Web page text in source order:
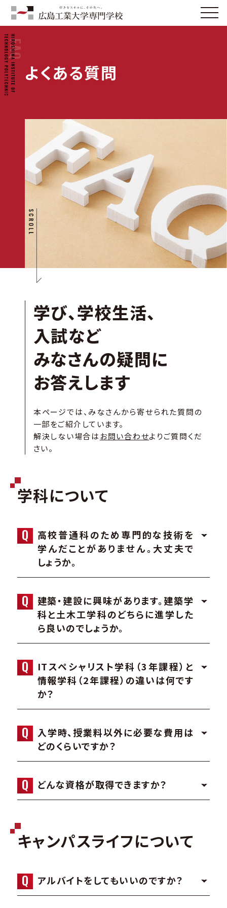
よくある質問
FAQ
学び、学校生活、
入試など
みなさんの疑問に
お答えします
本ページでは、みなさんから寄せられた質問の
一部をご紹介しています。
解決しない場合は お問い合わせよりご質問くだ
さい。
学科について
高校普通科のため専門的な技術を
学んだことがありません。大丈夫で
しょうか。
建築・建設に興味があります。建築学
科と土木工学科のどちらに進学した
ら良いのでしょうか。
ITスペシャリスト学科（3年課程）と
情報学科（2年課程）の違いは何です
か？
入学時、授業料以外に必要な費用は
どのくらいですか？
どんな資格が取得できますか？
キャンパスライフについて
アルバイトをしてもいいのですか？